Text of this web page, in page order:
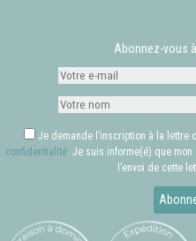
Abonnez-vous
Je demande l’inscription à la lettre
confidentialité. Je suis informe(é) que
l’envoi de cette